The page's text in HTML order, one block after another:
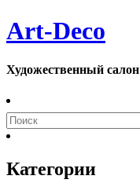
Art-Deco
Художественный салон
Категории